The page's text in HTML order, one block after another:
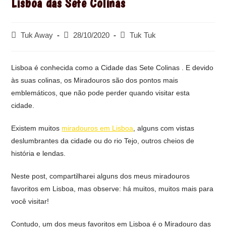
PostTuk Away
Post28/10/2020
PostTuk Tuk
Lisboa é conhecida como a Cidade das Sete Colinas . E devido
às suas colinas, os Miradouros são dos pontos mais
emblemáticos, que não pode perder quando visitar esta
cidade.
Existem muitos miradouros em Lisboa, alguns com vistas
deslumbrantes da cidade ou do rio Tejo, outros cheios de
história e lendas.
Neste post, compartilharei alguns dos meus miradouros
favoritos em Lisboa, mas observe: há muitos, muitos mais para
você visitar!
Contudo, um dos meus favoritos em Lisboa é o Miradouro das